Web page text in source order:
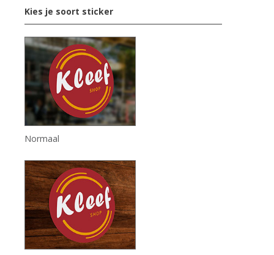
Kies je soort sticker
Normaal